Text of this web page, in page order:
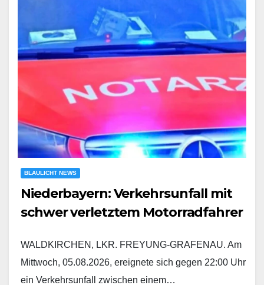
BLAULICHT NEWS
Niederbayern: Verkehrsunfall mit
schwer verletztem Motorradfahrer
WALDKIRCHEN, LKR. FREYUNG-GRAFENAU. Am
Mittwoch, 05.08.2026, ereignete sich gegen 22:00 Uhr
ein Verkehrsunfall zwischen einem…